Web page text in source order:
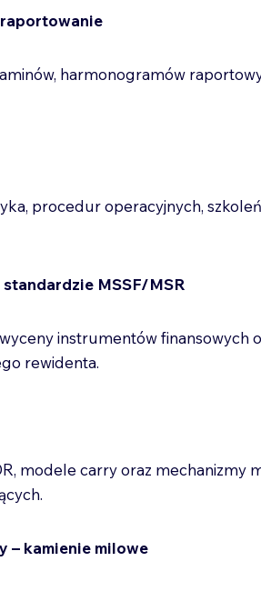
harmonogramów
procedur operacyjnych,
MSSF/MSR
instrumentów finansowych
rewidenta.
modele carry oraz mechanizmy
– kamienie milowe